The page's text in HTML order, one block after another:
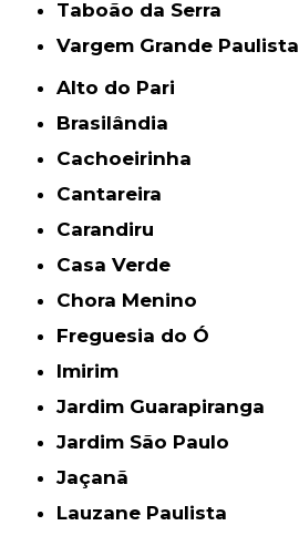
Taboão da Serra
Vargem Grande Paulista
Alto do Pari
Brasilândia
Cachoeirinha
Cantareira
Carandiru
Casa Verde
Chora Menino
Freguesia do Ó
Imirim
Jardim Guarapiranga
Jardim São Paulo
Jaçanã
Lauzane Paulista